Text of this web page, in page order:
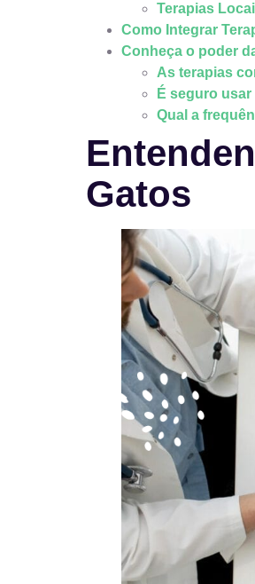
Terapias
Como Integrar
Conheça o poder
As terapias
É seguro
Qual a
Gatos